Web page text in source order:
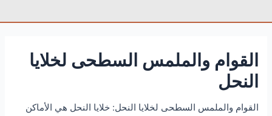
القوام والملمس السطحى لخلايا
النحل
القوام والملمس السطحى لخلايا النحل: خلايا النحل هي الأماكن